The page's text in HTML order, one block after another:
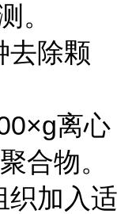
。
去除颗
离心
合物。
织加入适